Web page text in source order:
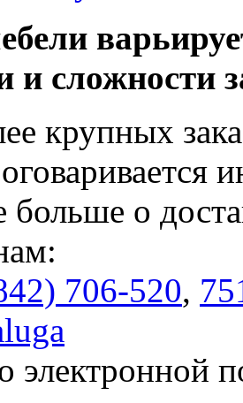
и сложности
крупных
больше о
706-520,
электронной